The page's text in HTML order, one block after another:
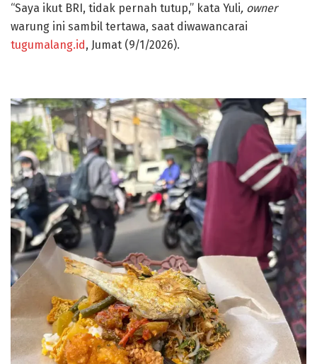
“Saya ikut BRI, tidak pernah tutup,” kata Yuli, owner
warung ini sambil tertawa, saat diwawancarai
tugumalang.id, Jumat (9/1/2026).